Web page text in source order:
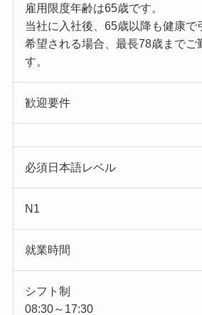
雇用限度年齢は65歳です。
当社に入社後、65歳以降も健康で
希望される場合、最長78歳までご
す。
歓迎要件
必須日本語レベル
N1
就業時間
シフト制
08:30～17:30